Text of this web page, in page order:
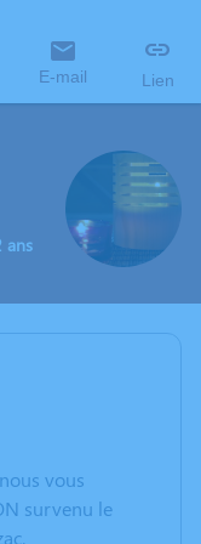
E-mail Lien
ans
vous
survenu le